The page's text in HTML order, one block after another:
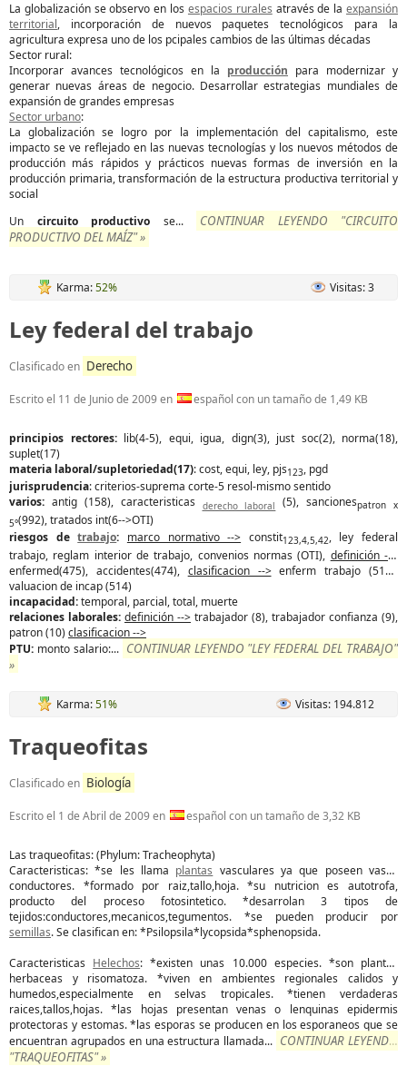
La globalización se observo en los espacios rurales através de laexpansión
territorial, incorporación de nuevos paquetes tecnológicos para la
agricultura expresa uno de los pcipales cambios de las últimas décadas
Sector rural:
Incorporar avances tecnológicos en la producción para modernizar y
generar nuevas áreas de negocio. Desarrollar estrategias mundiales de
expansión de grandes empresas
Sector urbano:
La globalización se logro por la implementación del capitalismo, este
impacto se ve reflejado en las nuevas tecnologías y los nuevos métodos de
producción más rápidos y prácticos nuevas formas de inversión en la
producción primaria, transformación de la estructura productiva territorial y
social
Un circuito productivo se...
CONTINUAR LEYENDO "CIRCUITO
PRODUCTIVO DEL MAÍZ" »
Karma:52% Visitas: 3
Ley federal del trabajo
Clasificado en Derecho
Escrito el 11 de Junio de 2009en español con un tamaño de 1,49 KB
principios rectores: lib(4-5), equi, igua, dign(3), just soc(2), norma(18),
suplet(17)
materia laboral/supletoriedad(17): cost, equi, ley, pjs123, pgd
jurisprudencia: criterios-suprema corte-5 resol-mismo sentido
varios: antig (158), caracteristicas derecho laboral (5), sancionespatron x
5°(992), tratados int(6-->OTI)
riesgos detrabajo: marco normativo --> constit123,4,5,42, ley federal
trabajo, reglam interior de trabajo, convenios normas (OTI), definición -->
enfermed(475), accidentes(474), clasificacion -->enferm trabajo (513),
valuacion de incap (514)
incapacidad:temporal, parcial, total, muerte
relaciones laborales: definición --> trabajador (8), trabajador confianza (9),
patron (10) clasificacion -->
PTU: monto salario:... CONTINUAR LEYENDO "LEY FEDERAL DEL TRABAJO"
»
Karma:51% Visitas: 194.812
Traqueofitas
Clasificado en Biología
Escrito el 1 de Abril de 2009en español con un tamaño de 3,32 KB
Las traqueofitas: (Phylum: Tracheophyta)
Caracteristicas: *se les llama plantas vasculares ya que poseen vasos
conductores. *formado por raiz,tallo,hoja. *su nutricion es autotrofa,
producto del proceso fotosintetico. *desarrolan 3 tipos de
tejidos:conductores,mecanicos,tegumentos. *se pueden producir por
semillas. Se clasifican en: *Psilopsila*lycopsida*sphenopsida.
Caracteristicas Helechos: *existen unas 10.000 especies. *son plantas
herbaceas y risomatoza. *viven en ambientes regionales calidos y
humedos,especialmente en selvas tropicales. *tienen verdaderas
raices,tallos,hojas. *las hojas presentan venas o lenquinas epidermis
protectoras y estomas. *las esporas se producen en los esporaneos que se
encuentran agrupados en una estructura llamada... CONTINUAR LEYENDO
"TRAQUEOFITAS" »